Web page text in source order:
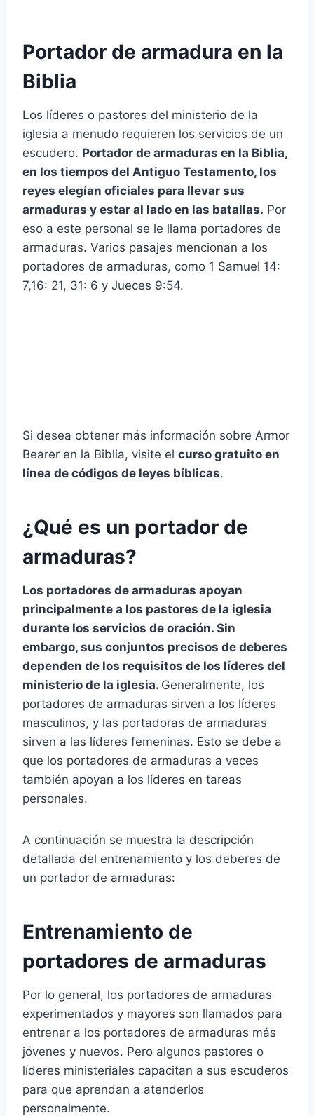
Portador de armadura en la
Biblia
Los líderes o pastores del ministerio de la
iglesia a menudo requieren los servicios de un
escudero. Portador de armaduras en la Biblia,
en los tiempos del Antiguo Testamento, los
reyes elegían oficiales para llevar sus
armaduras y estar al lado en las batallas. Por
eso a este personal se le llama portadores de
armaduras. Varios pasajes mencionan a los
portadores de armaduras, como 1 Samuel 14:
7,16: 21, 31: 6 y Jueces 9:54.
Si desea obtener más información sobre Armor
Bearer en la Biblia, visite el curso gratuito en
línea de códigos de leyes bíblicas.
¿Qué es un portador de
armaduras?
Los portadores de armaduras apoyan
principalmente a los pastores de la iglesia
durante los servicios de oración. Sin
embargo, sus conjuntos precisos de deberes
dependen de los requisitos de los líderes del
ministerio de la iglesia. Generalmente, los
portadores de armaduras sirven a los líderes
masculinos, y las portadoras de armaduras
sirven a las líderes femeninas. Esto se debe a
que los portadores de armaduras a veces
también apoyan a los líderes en tareas
personales.
A continuación se muestra la descripción
detallada del entrenamiento y los deberes de
un portador de armaduras:
Entrenamiento de
portadores de armaduras
Por lo general, los portadores de armaduras
experimentados y mayores son llamados para
entrenar a los portadores de armaduras más
jóvenes y nuevos. Pero algunos pastores o
líderes ministeriales capacitan a sus escuderos
para que aprendan a atenderlos
personalmente.